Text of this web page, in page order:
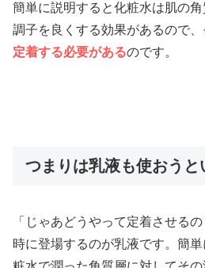
簡単に説明すると化粧水は肌の
調子を良くする効果があるので、
定着する必要があるのです。
つまりは乳液も使おうと
「じゃあどうやって定着させる
時に登場するのが乳液です。簡